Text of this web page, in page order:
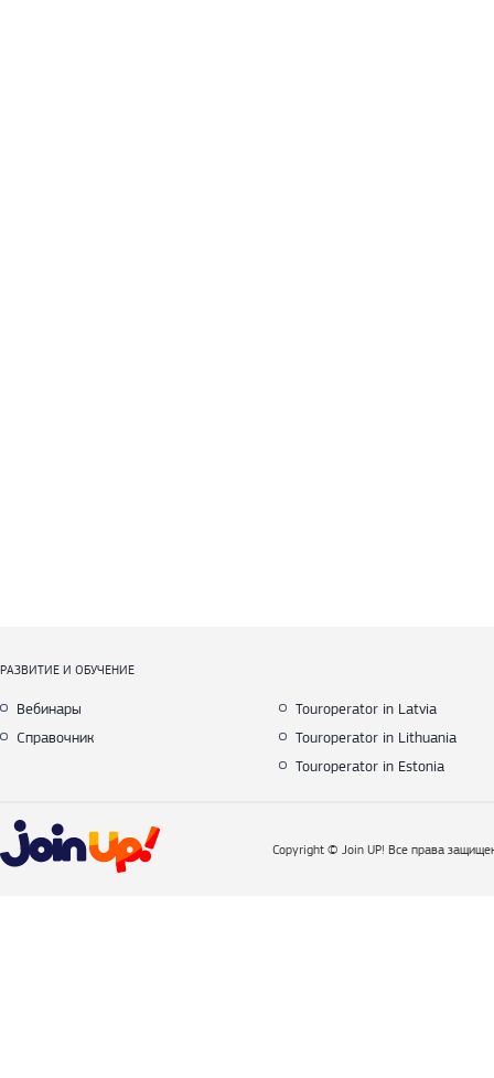
РАЗВИТИЕ И ОБУЧЕНИЕ
Вебинары
Справочник
Touroperator in Latvia
Touroperator in Lithuania
Touroperator in Estonia
Copyright © Join UP! Все права